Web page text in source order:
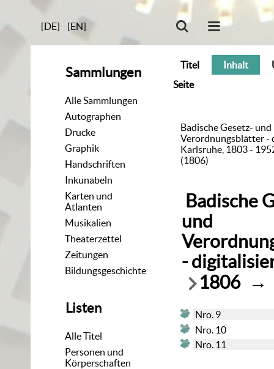
[DE] [EN]
Sammlungen
Alle Sammlungen
Autographen
Drucke
Graphik
Handschriften
Inkunabeln
Karten und
Atlanten
Musikalien
Theaterzettel
Zeitungen
Bildungsgeschichte
Listen
Alle Titel
Personen und
Körperschaften
Titel Inhalt
Seite
Badische Gesetz- und
Verordnungsblätter -
Karlsruhe, 1803 -
(1806)
Badische
und
-
1806 →
Nro. 9
Nro. 10
Nro. 11